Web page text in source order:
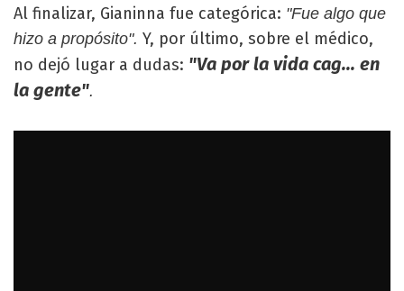
Al finalizar, Gianinna fue categórica: "Fue algo que
hizo a propósito". Y, por último, sobre el médico,
no dejó lugar a dudas: "Va por la vida cag... en
la gente".